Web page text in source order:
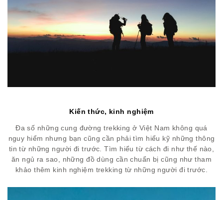
Kiến thức, kinh nghiệm
Đa số những cung đường trekking ở Việt Nam không quá
nguy hiểm nhưng bạn cũng cần phải tìm hiểu kỹ những thông
tin từ những người đi trước. Tìm hiểu từ cách đi như thế nào,
ăn ngủ ra sao, những đồ dùng cần chuẩn bị cũng như tham
khảo thêm kinh nghiệm trekking từ những người đi trước.